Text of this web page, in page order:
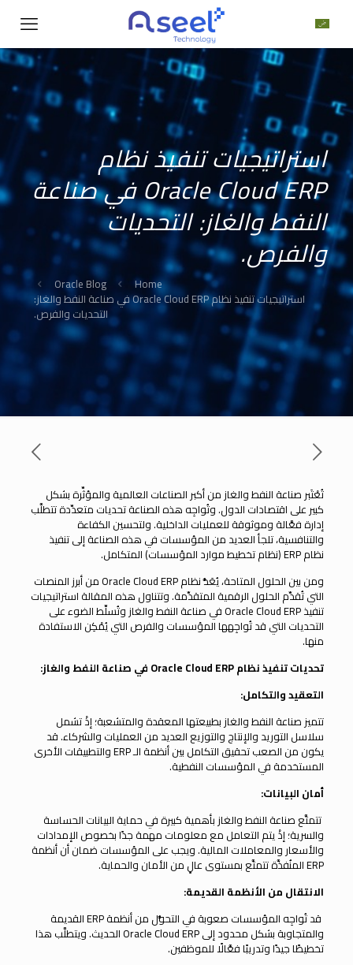
استراتيجيات تنفيذ نظام
Oracle Cloud ERP في صناعة
النفط والغاز: التحديات
والفرص.
Home
Oracle Blog
استراتيجيات تنفيذ نظام Oracle Cloud ERP في صناعة النفط والغاز:
التحديات والفرص.
تُعْتَبر صناعة النفط والغاز من أكبر الصناعات العالمية والمؤثِّرة بشكل
كبير على اقتصادات الدول. وتُواجِه هذه الصناعة تحديات متعدِّدة تتطلَّب
إدارة فعَّالة وموثوقة للعمليات الداخلية. ولتحسين الكفاءة
والتنافسية، تلجأ العديد من المؤسسات في هذه الصناعة إلى تنفيذ
نظام ERP (نظام تخطيط موارد المؤسسات) المتكامل.
ومن بين الحلول المتاحة، يُعَدُّ نظام Oracle Cloud ERP من أبرز المنصات
التي تُقدِّم الحلول الرقمية المتقدِّمة. وتتناول هذه المقالة استراتيجيات
تنفيذ Oracle Cloud ERP في صناعة النفط والغاز وتُسلِّط الضوء على
التحديات التي قد تُواجِهها المؤسسات والفرص التي يُمْكِن الاستفادة
منها.
تحديات تنفيذ نظام
في صناعة النفط والغاز:
التعقيد والتكامل:
تتميز صناعة النفط والغاز بطبيعتها المعقدة والمتشعبة؛ إذْ تشمل
سلاسل التوريد والإنتاج والتوزيع العديد من العمليات والشركاء. قد
يكون من الصعب تحقيق التكامل بين أنظمة الـ ERP والتطبيقات الأخرى
المستخدمة في المؤسسات النفطية.
أمان البيانات:
تتمتَّع صناعة النفط والغاز بأهمية كبيرة في حماية البيانات الحساسة
والسرية؛ إذْ يتم التعامل مع معلومات مهمة جدًا بخصوص الإمدادات
والأسعار والمعاملات المالية. ويجب على المؤسسات ضمان أن أنظمة
ERP المنُفذَّة تتمتَّع بمستوى عالٍ من الأمان والحماية.
الانتقال من الأنظمة القديمة:
قد تُواجِه المؤسسات صعوبة في التحوُّل من أنظمة ERP القديمة
والمتجاوبة بشكل محدود إلى Oracle Cloud ERP الحديث. ويتطلَّب هذا
تخطيطًا جيدًا وتدريبًا فعَّالًا للموظفين.